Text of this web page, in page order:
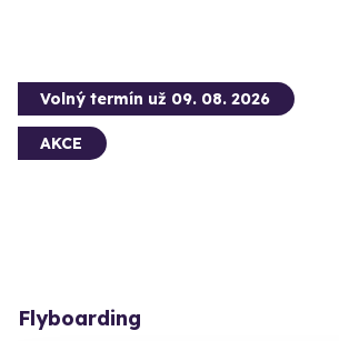
Volný termín už 09. 08. 2026
AKCE
Flyboarding